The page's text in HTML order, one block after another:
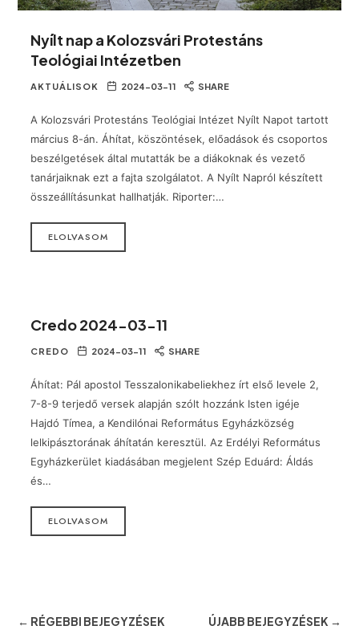
Nyílt nap a Kolozsvári Protestáns
Teológiai Intézetben
AKTUÁLISOK 2024-03-11 SHARE
A Kolozsvári Protestáns Teológiai Intézet Nyílt Napot tartott
március 8-án. Áhítat, köszöntések, előadások és csoportos
beszélgetések által mutatták be a diákoknak és vezető
tanárjaiknak ezt a fajta szolgálatot. A Nyílt Napról készített
összeállításunkat hallhatják. Riporter:…
ELOLVASOM
Credo 2024-03-11
CREDO 2024-03-11 SHARE
Áhítat: Pál apostol Tesszalonikabeliekhez írt első levele 2,
7-8-9 terjedő versek alapján szólt hozzánk Isten igéje
Hajdó Tímea, a Kendilónai Református Egyházközség
lelkipásztorának áhítatán keresztül. Az Erdélyi Református
Egyházkerület kiadásában megjelent Szép Eduárd: Áldás
és…
ELOLVASOM
← RÉGEBBI BEJEGYZÉSEK ÚJABB BEJEGYZÉSEK →